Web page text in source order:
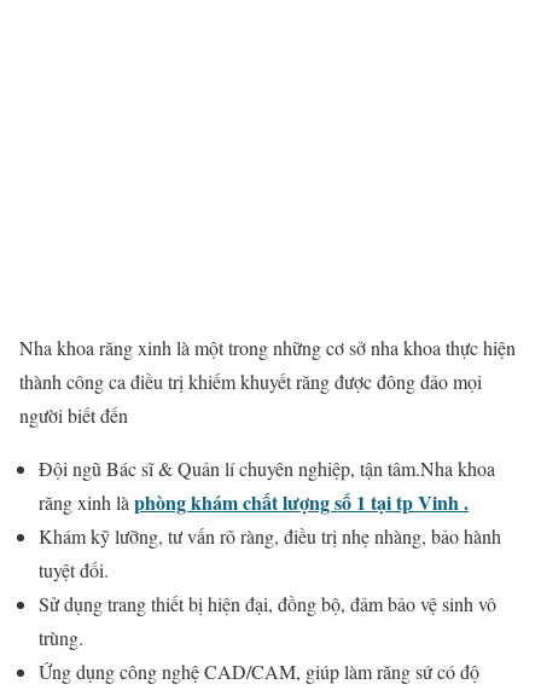
Nha khoa răng xinh là một trong những cơ sở nha khoa thực hiện
thành công ca điều trị khiếm khuyết răng được đông đảo mọi
người biết đến
Đội ngũ Bác sĩ & Quản lí chuyên nghiệp, tận tâm.Nha khoa
răng xinh là phòng khám chất lượng số 1 tại tp Vinh .
Khám kỹ lưỡng, tư vấn rõ ràng, điều trị nhẹ nhàng, bảo hành
tuyệt đối.
Sử dụng trang thiết bị hiện đại, đồng bộ, đảm bảo vệ sinh vô
trùng.
Ứng dụng công nghệ CAD/CAM, giúp làm răng sứ có độ